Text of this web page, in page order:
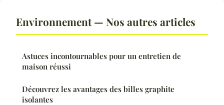
Environnement — Nos autres articles
Astuces incontournables pour un entretien de
maison réussi
Découvrez les avantages des billes graphite
isolantes